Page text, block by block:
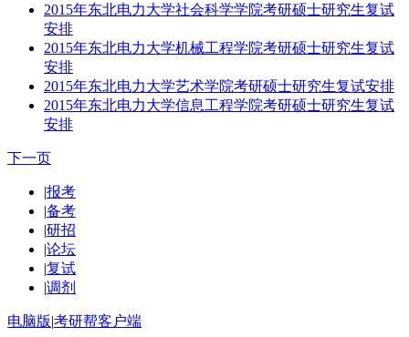
2015年东北电力大学社会科学学院考研硕士研究生复试
安排
2015年东北电力大学机械工程学院考研硕士研究生复试
安排
2015年东北电力大学艺术学院考研硕士研究生复试安排
2015年东北电力大学信息工程学院考研硕士研究生复试
安排
下一页
|报考
|备考
|研招
|论坛
|复试
|调剂
电脑版|考研帮客户端